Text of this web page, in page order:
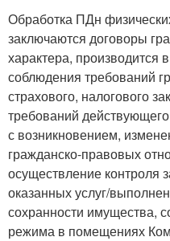
Обработка ПДн
заключаются договоры
характера, производится
соблюдения требований
страхового, налогового
требований
с возникновением,
гражданско-правовых
осуществление контроля
оказанных услуг/
сохранности имущества,
режима в помещениях